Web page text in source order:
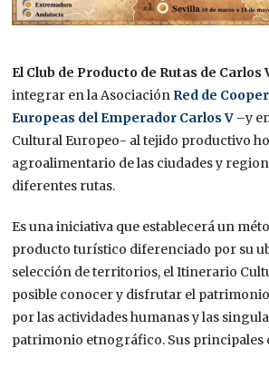
El Club de Producto de Rutas de Carlos
integrar en la Asociación Red de
Europeas del Emperador Carlos V –y
Cultural Europeo- al tejido productivo
agroalimentario de las ciudades y
diferentes rutas.
Es una iniciativa que establecerá un
producto turístico diferenciado por su
selección de territorios, el Itinerario
posible conocer y disfrutar el
por las actividades humanas y las
patrimonio etnográfico. Sus principales